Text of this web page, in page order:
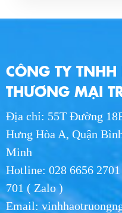
CÔNG TY
THƯƠNG MẠI
Địa chỉ: 55T Đường
Hưng Hòa A, Quận
Minh
Hotline: 028 6656
701 ( Zalo )
Email: